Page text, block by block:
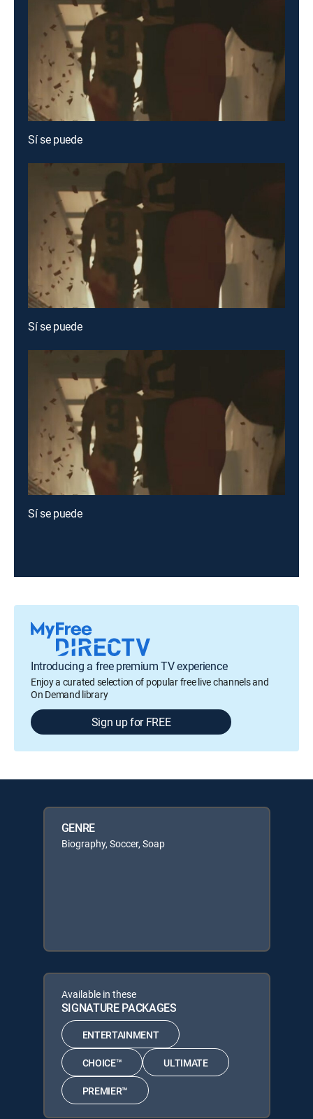
Sí se puede
Sí se puede
Sí se puede
Introducing a free premium TV experience
Enjoy a curated selection of popular free live channels and
On Demand library
Sign up for FREE
GENRE
Biography, Soccer, Soap
Available in these
SIGNATURE PACKAGES
ENTERTAINMENT
CHOICE™ ULTIMATE
PREMIER™